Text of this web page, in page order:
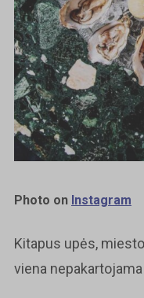
Photo on Instagram
Kitapus upės,
viena